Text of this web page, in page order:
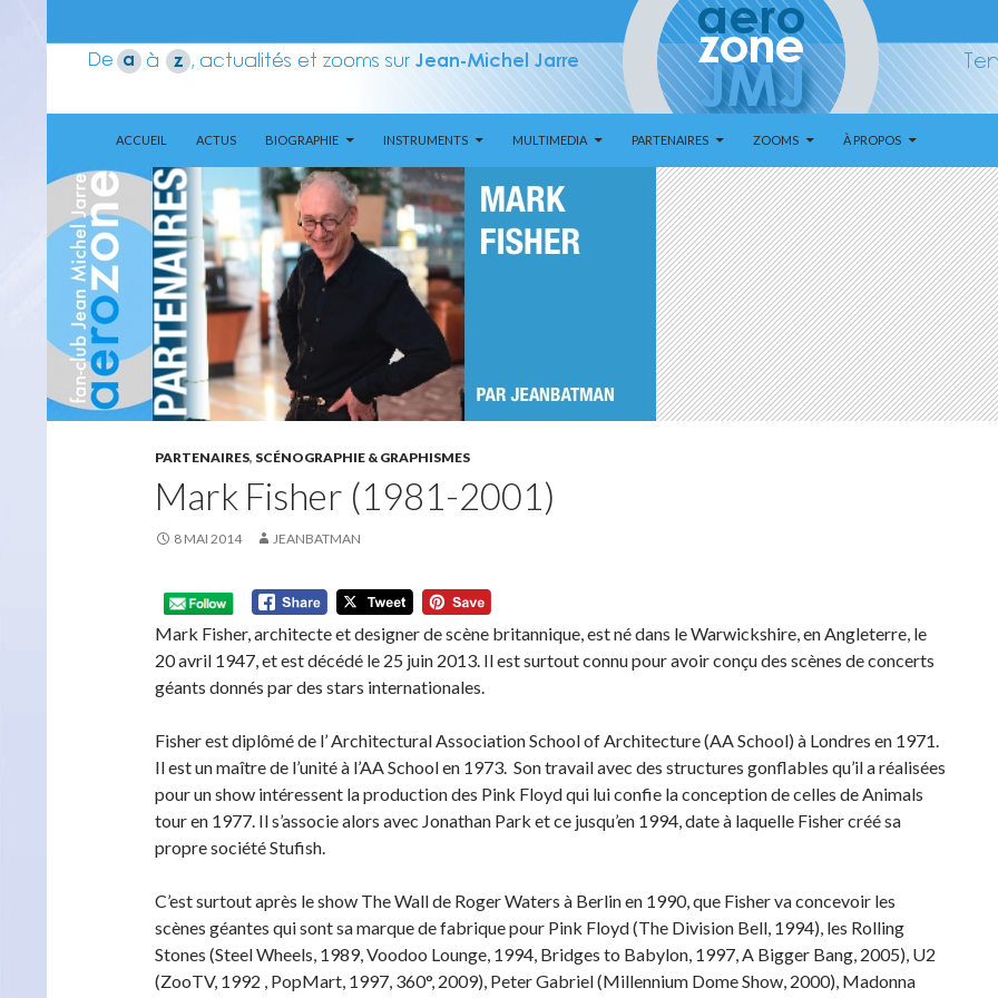
Aerozone JMJ
ACCUEIL
ACTUS BIOGRAPHIE INSTRUMENTS MULTIMEDIA PARTENAIRES ZOOMS À PROPOS
PARTENAIRES, SCÉNOGRAPHIE & GRAPHISMES
Mark Fisher (1981-2001)
8 MAI 2014 JEANBATMAN
Mark Fisher, architecte et designer de scène britannique, est né dans le Warwickshire, en Angleterre, le
20 avril 1947, et est décédé le 25 juin 2013. Il est surtout connu pour avoir conçu des scènes de concerts
géants donnés par des stars internationales.
Fisher est diplômé de l’ Architectural Association School of Architecture (AA School) à Londres en 1971.
Il est un maître de l’unité à l’AA School en 1973. Son travail avec des structures gonflables qu’il a réalisées
pour un show intéressent la production des Pink Floyd qui lui confie la conception de celles de Animals
tour en 1977. Il s’associe alors avec Jonathan Park et ce jusqu’en 1994, date à laquelle Fisher créé sa
propre société Stufish.
C’est surtout après le show The Wall de Roger Waters à Berlin en 1990, que Fisher va concevoir les
scènes géantes qui sont sa marque de fabrique pour Pink Floyd (The Division Bell, 1994), les Rolling
Stones (Steel Wheels, 1989, Voodoo Lounge, 1994, Bridges to Babylon, 1997, A Bigger Bang, 2005), U2
(ZooTV, 1992 , PopMart, 1997, 360°, 2009), Peter Gabriel (Millennium Dome Show, 2000), Madonna